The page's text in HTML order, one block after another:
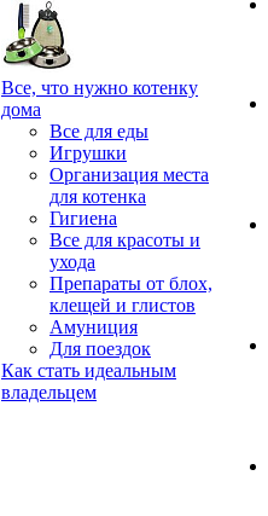
Все, что нужно котенку
дома
Все для еды
Игрушки
Организация места
для котенка
Гигиена
Все для красоты и
ухода
Препараты от блох,
клещей и глистов
Амуниция
Для поездок
Как стать идеальным
владельцем